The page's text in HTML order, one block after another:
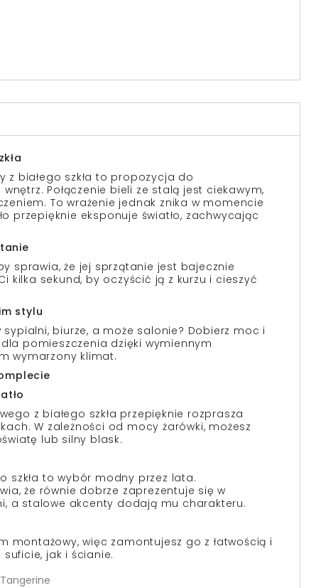
z białego szkła to propozycja do
Połączenie bieli ze stalą jest ciekawym,
To wrażenie jednak znika w momencie
przepięknie eksponuje światło, zachwycając
sprawia, że jej sprzątanie jest bajecznie
kilka sekund, by oczyścić ją z kurzu i cieszyć
stylu
biurze, a może salonie? Dobierz moc i
pomieszczenia dzięki wymiennym
wymarzony klimat.
z białego szkła przepięknie rozprasza
W zależności od mocy żarówki, możesz
lub silny blask.
szkła to wybór modny przez lata.
że równie dobrze zaprezentuje się w
a stalowe akcenty dodają mu charakteru.
montażowy, więc zamontujesz go z łatwością i
jak i ścianie.
Tangerine